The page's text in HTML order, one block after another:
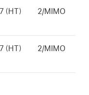
7（HT） 2/MIMO
7（HT） 2/MIMO